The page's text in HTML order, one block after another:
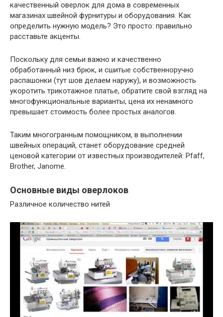
качественный оверлок для дома в современных
магазинах швейной фурнитуры и оборудования. Как
определить нужную модель? Это просто: правильно
расставьте акценты.
Поскольку для семьи важно и качественно
обработанный низ брюк, и сшитые собственноручно
распашонки (тут шов делаем наружу), и возможность
укоротить трикотажное платье, обратите свой взгляд на
многофункциональные варианты, цена их ненамного
превышает стоимость более простых аналогов.
Таким многогранным помощником, в выполнении
швейных операций, станет оборудование средней
ценовой категории от известных производителей: Pfaff,
Brother, Janome.
Основные виды оверлоков
Различное количество нитей